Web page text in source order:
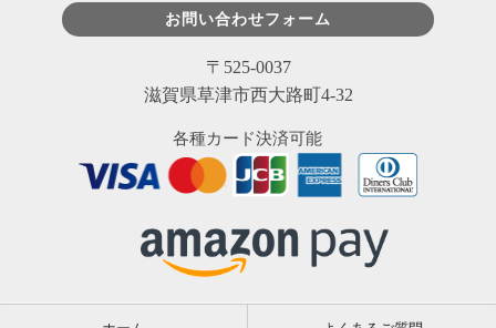
お問い合わせフォーム
〒525-0037
滋賀県草津市西大路町4-32
各種カード決済可能